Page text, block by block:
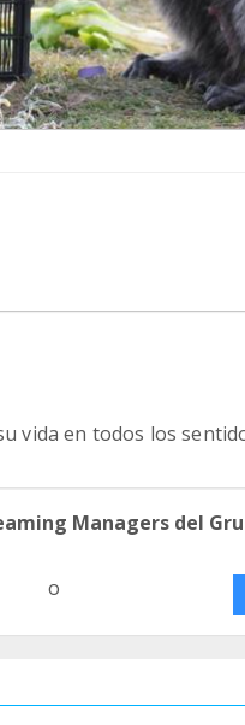
vida en todos los
Managers del
o